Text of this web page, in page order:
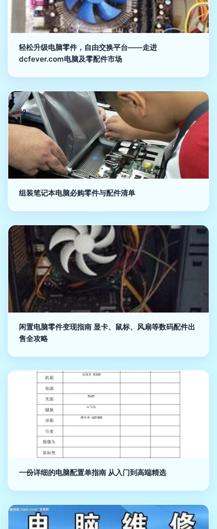
轻松升级电脑零件，自由交换平台——走进
dcfever.com电脑及零配件市场
组装笔记本电脑必购零件与配件清单
闲置电脑零件变现指南 显卡、鼠标、风扇等数码配件出
售全攻略
一份详细的电脑配置单指南 从入门到高端精选